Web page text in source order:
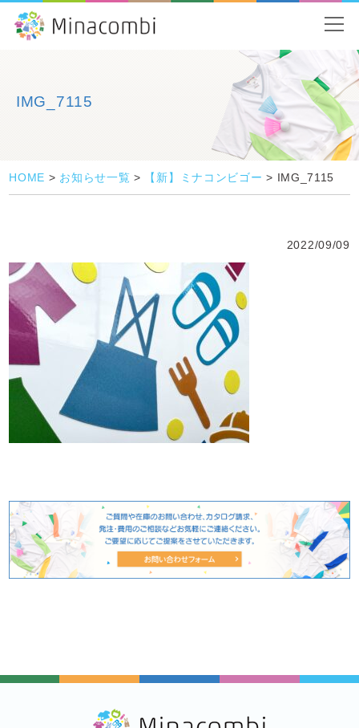
IMG_7115
HOME > お知らせ一覧 > 【新】ミナコンビゴー > IMG_7115
2022/09/09